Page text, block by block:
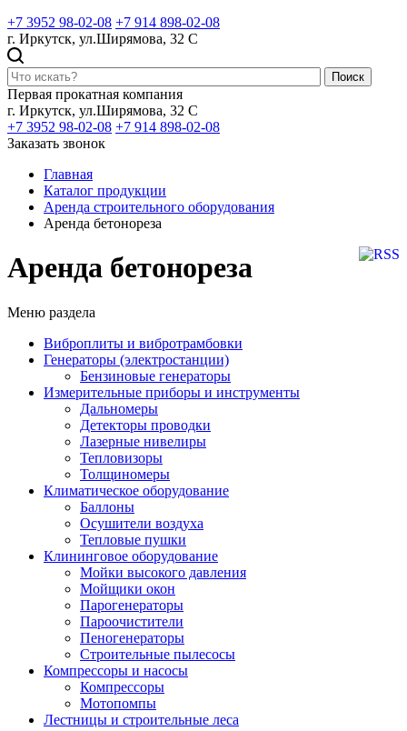
+7 3952 98-02-08 +7 914 898-02-08
г. Иркутск, ул.Ширямова, 32 С
Поиск
Первая прокатная компания
г. Иркутск, ул.Ширямова, 32 С
+7 3952 98-02-08 +7 914 898-02-08
Заказать звонок
Главная
Каталог продукции
Аренда строительного оборудования
Аренда бетонореза
Аренда бетонореза
Меню раздела
Виброплиты и вибротрамбовки
Генераторы (электростанции)
Бензиновые генераторы
Измерительные приборы и инструменты
Дальномеры
Детекторы проводки
Лазерные нивелиры
Тепловизоры
Толщиномеры
Климатическое оборудование
Баллоны
Осушители воздуха
Тепловые пушки
Клининговое оборудование
Мойки высокого давления
Мойщики окон
Парогенераторы
Пароочистители
Пеногенераторы
Строительные пылесосы
Компрессоры и насосы
Компрессоры
Мотопомпы
Лестницы и строительные леса